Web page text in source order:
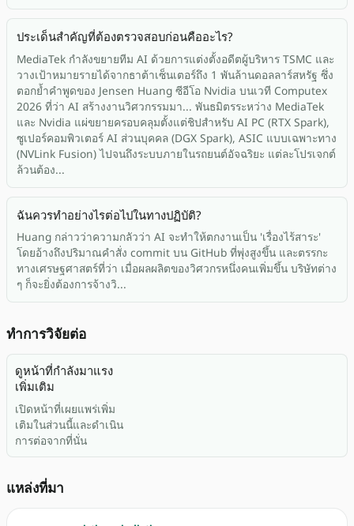
ประเด็นสำคัญที่ต้องตรวจสอบก่อนคืออะไร?
MediaTek กำลังขยายทีม AI ด้วยการแต่งตั้งอดีตผู้บริหาร TSMC และ
วางเป้าหมายรายได้จากธาต้าเซ็นเตอร์ถึง 1 พันล้านดอลลาร์สหรัฐ ซึ่ง
ตอกย้ำคำพูดของ Jensen Huang ซีอีโอ Nvidia บนเวที Computex
2026 ที่ว่า AI สร้างงานวิศวกรรมมา... พันธมิตรระหว่าง MediaTek
และ Nvidia แผ่ขยายครอบคลุมตั้งแต่ชิปสำหรับ AI PC (RTX Spark),
ซูเปอร์คอมพิวเตอร์ AI ส่วนบุคคล (DGX Spark), ASIC แบบเฉพาะทาง
(NVLink Fusion) ไปจนถึงระบบภายในรถยนต์อัจฉริยะ แต่ละโปรเจกต์
ล้วนต้อง...
ฉันควรทำอย่างไรต่อไปในทางปฏิบัติ?
Huang กล่าวว่าความกลัวว่า AI จะทำให้ตกงานเป็น 'เรื่องไร้สาระ'
โดยอ้างถึงปริมาณคำสั่ง commit บน GitHub ที่พุ่งสูงขึ้น และตรรกะ
ทางเศรษฐศาสตร์ที่ว่า เมื่อผลผลิตของวิศวกรหนึ่งคนเพิ่มขึ้น บริษัทต่าง
ๆ ก็จะยิ่งต้องการจ้างวิ...
ทำการวิจัยต่อ
ดูหน้าที่กำลังมาแรง
เพิ่มเติม
เปิดหน้าที่เผยแพร่เพิ่ม
เติมในส่วนนี้และดำเนิน
การต่อจากที่นั่น
แหล่งที่มา